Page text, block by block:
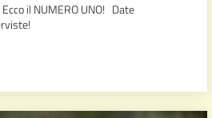
il NUMERO UNO! Date